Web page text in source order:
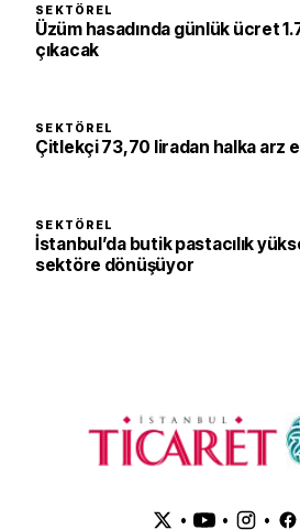
SEKTÖREL
Üzüm hasadında günlük ücret
çıkacak
SEKTÖREL
Çitlekçi 73,70 liradan halka arz
SEKTÖREL
İstanbul’da butik pastacılık
sektöre dönüşüyor
• • •